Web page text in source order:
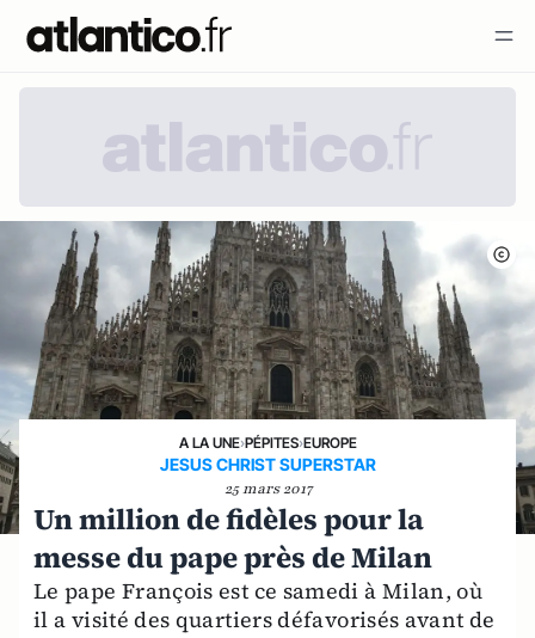
A LA UNE›PÉPITES›EUROPE
JESUS CHRIST SUPERSTAR
25 mars 2017
Un million de fidèles pour la
messe du pape près de Milan
Le pape François est ce samedi à Milan, où
il a visité des quartiers défavorisés avant de